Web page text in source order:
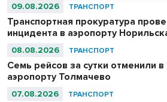
09.08.2026 ТРАНСПОРТ
Транспортная прокуратура
инцидента в аэропорту
08.08.2026 ТРАНСПОРТ
Семь рейсов за сутки отменили
аэропорту Толмачево
07.08.2026 ТРАНСПОРТ